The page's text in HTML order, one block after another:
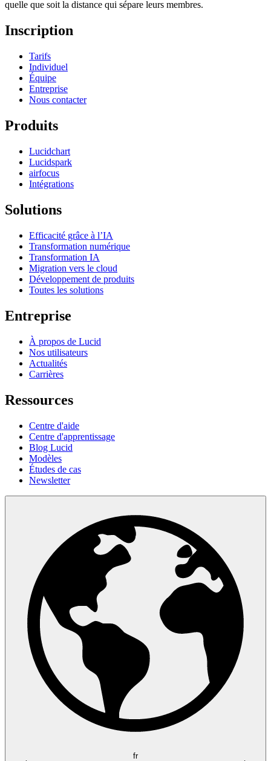
quelle que soit la distance qui sépare leurs membres.
Inscription
Tarifs
Individuel
Équipe
Entreprise
Nous contacter
Produits
Lucidchart
Lucidspark
airfocus
Intégrations
Solutions
Efficacité grâce à l’IA
Transformation numérique
Transformation IA
Migration vers le cloud
Développement de produits
Toutes les solutions
Entreprise
À propos de Lucid
Nos utilisateurs
Actualités
Carrières
Ressources
Centre d'aide
Centre d'apprentissage
Blog Lucid
Modèles
Études de cas
Newsletter
fr